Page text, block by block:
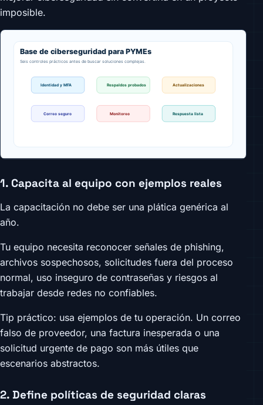
imposible.
1. Capacita al equipo con ejemplos reales
La capacitación no debe ser una plática genérica al
año.
Tu equipo necesita reconocer señales de phishing,
archivos sospechosos, solicitudes fuera del proceso
normal, uso inseguro de contraseñas y riesgos al
trabajar desde redes no confiables.
Tip práctico: usa ejemplos de tu operación. Un correo
falso de proveedor, una factura inesperada o una
solicitud urgente de pago son más útiles que
escenarios abstractos.
2. Define políticas de seguridad claras